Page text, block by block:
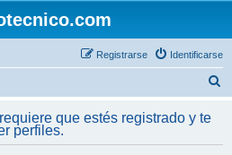
Identificarse
Registrarse
c
que estés registrado y te
perfiles.